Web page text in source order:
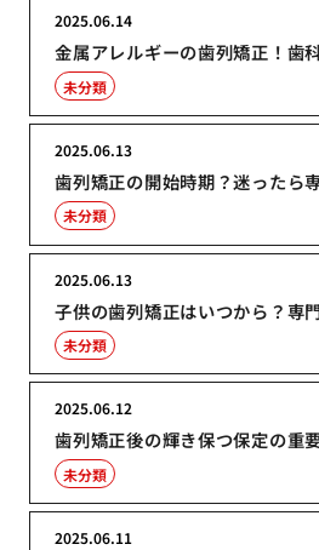
金属アレルギーの歯列矯正！歯
2025.06.14
未分類
歯列矯正の開始時期？迷ったら
2025.06.13
未分類
子供の歯列矯正はいつから？専
2025.06.13
未分類
歯列矯正後の輝き保つ保定の重
2025.06.12
未分類
2025.06.11